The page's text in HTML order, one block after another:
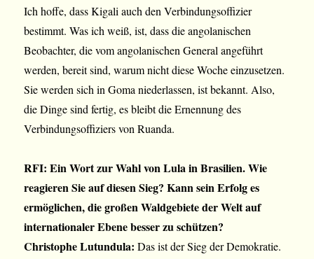
Ich hoffe, dass Kigali auch den Verbindungsoffizier
bestimmt. Was ich weiß, ist, dass die angolanischen
Beobachter, die vom angolanischen General angeführt
werden, bereit sind, warum nicht diese Woche einzusetzen.
Sie werden sich in Goma niederlassen, ist bekannt. Also,
die Dinge sind fertig, es bleibt die Ernennung des
Verbindungsoffiziers von Ruanda.
RFI: Ein Wort zur Wahl von Lula in Brasilien. Wie
reagieren Sie auf diesen Sieg? Kann sein Erfolg es
ermöglichen, die großen Waldgebiete der Welt auf
internationaler Ebene besser zu schützen?
Christophe Lutundula:Das ist der Sieg der Demokratie.